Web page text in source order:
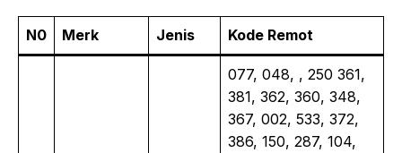
N0 Merk Jenis Kode Remot
077, 048, , 250 361,
381, 362, 360, 348,
367, 002, 533, 372,
386, 150, 287, 104,